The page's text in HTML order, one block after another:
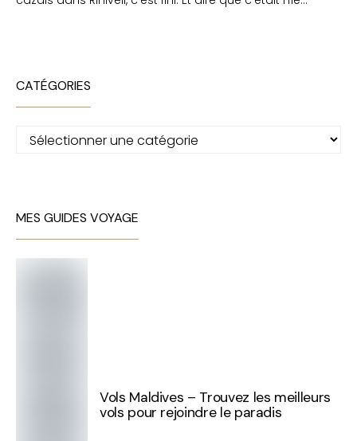
CATÉGORIES
Catégories
MES GUIDES VOYAGE
Vols Maldives – Trouvez les meilleurs
vols pour rejoindre le paradis